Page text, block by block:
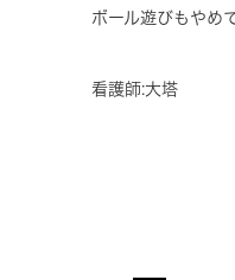
ボール遊びもやめ
看護師:大塔